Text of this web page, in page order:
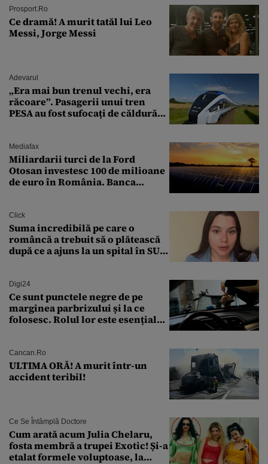
Prosport.ro
Ce dramă! A murit tatăl lui Leo
Messi, Jorge Messi
Adevarul
„Era mai bun trenul vechi, era
răcoare”. Pasagerii unui tren
PESA au fost sufocați de căldură
Mediafax
Miliardarii turci de la Ford
Otosan investesc 100 de milioane
de euro în România. Banca
Click
Suma incredibilă pe care o
româncă a trebuit să o plătească
după ce a ajuns la un spital în SUA:
Digi24
Ce sunt punctele negre de pe
marginea parbrizului și la ce
folosesc. Rolul lor este esențial
Cancan.ro
ULTIMA ORĂ! A murit într-un
accident teribil!
Ce Se Întâmplă Doctore
Cum arată acum Julia Chelaru,
fosta membră a trupei Exotic! Și-a
etalat formele voluptoase, la